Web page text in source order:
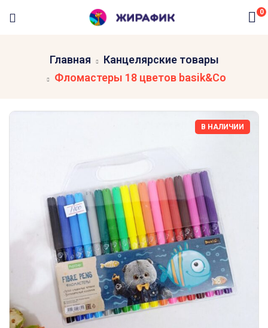
0
Главная
Канцелярские товары
Фломастеры 18 цветов basik&Co
В НАЛИЧИИ